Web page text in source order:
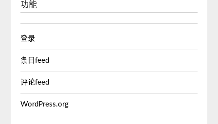
功能
登录
条目feed
评论feed
WordPress.org